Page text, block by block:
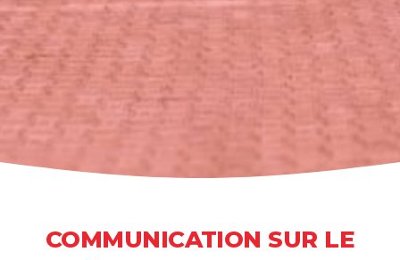
COMMUNICATION SUR LE